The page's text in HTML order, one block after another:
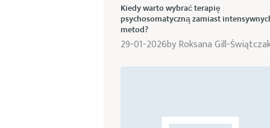
Kiedy warto wybrać terapię
psychosomatyczną zamiast
metod?
29-01-2026byRoksana Gill-